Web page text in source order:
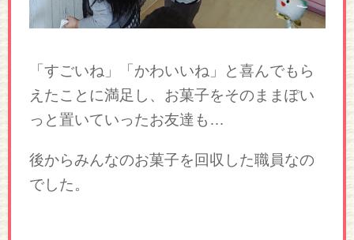
「すごいね」「かわいいね」と喜んでもら
えたことに満足し、お菓子をそのままぽい
っと置いていったお友達も…
後からみんなのお菓子を回収した職員なの
でした。